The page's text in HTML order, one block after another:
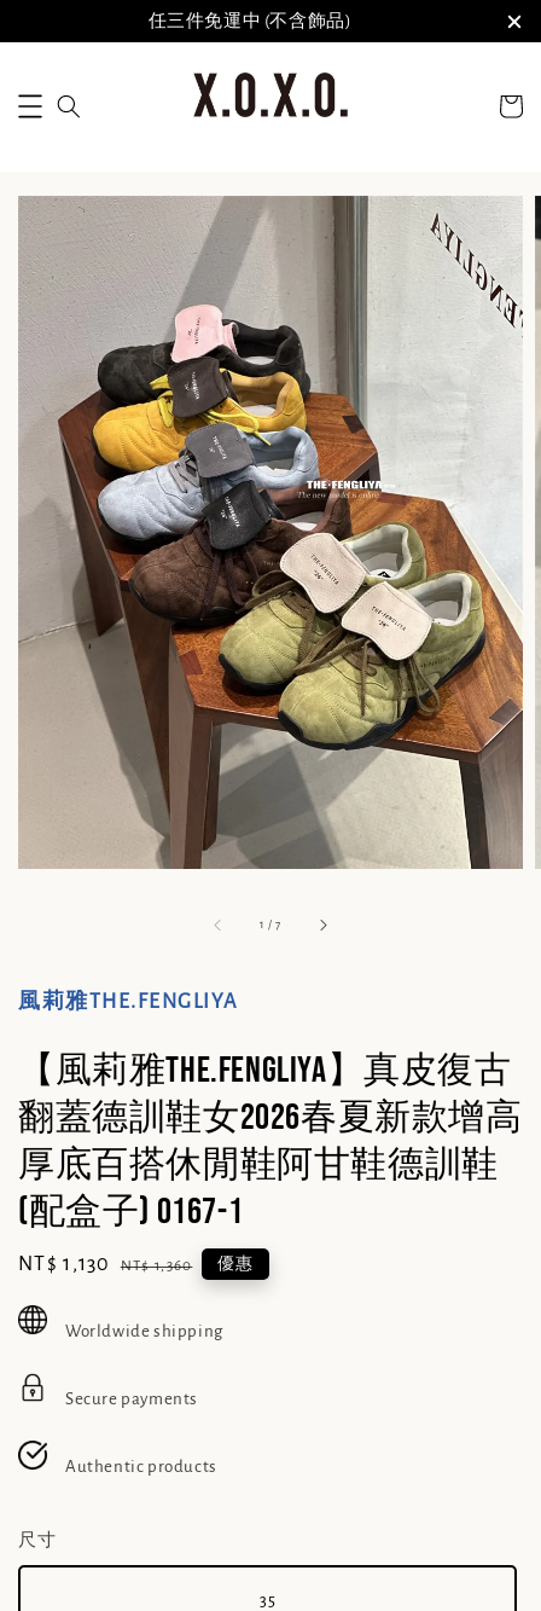
任三件免運中 (不含飾品)
1 /7
風莉雅THE.FENGLIYA
【風莉雅THE.FENGLIYA】真皮復古
翻蓋德訓鞋女2026春夏新款增高
厚底百搭休閒鞋阿甘鞋德訓鞋
(配盒子) 0167-1
Sale
NT$ 1,130 Regular
NT$ 1,360 優惠
Worldwide shipping
Secure payments
Authentic products
尺寸
35